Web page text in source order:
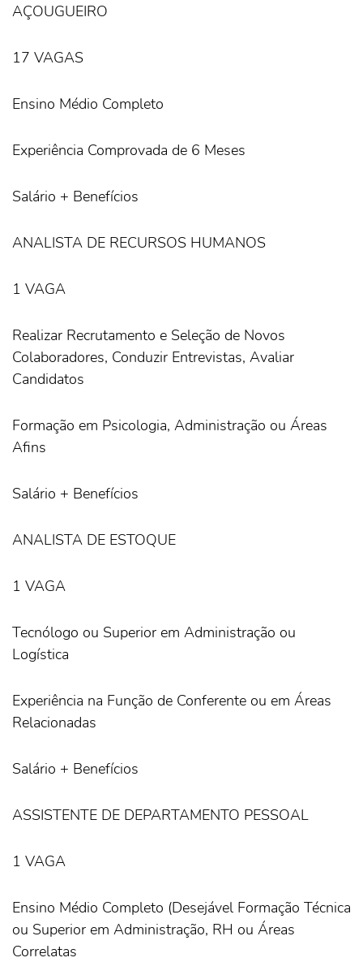
AÇOUGUEIRO
17 VAGAS
Ensino Médio Completo
Experiência Comprovada de 6 Meses
Salário + Benefícios
ANALISTA DE RECURSOS HUMANOS
1 VAGA
Realizar Recrutamento e Seleção de Novos
Colaboradores, Conduzir Entrevistas, Avaliar
Candidatos
Formação em Psicologia, Administração ou Áreas
Afins
Salário + Benefícios
ANALISTA DE ESTOQUE
1 VAGA
Tecnólogo ou Superior em Administração ou
Logística
Experiência na Função de Conferente ou em Áreas
Relacionadas
Salário + Benefícios
ASSISTENTE DE DEPARTAMENTO PESSOAL
1 VAGA
Ensino Médio Completo (Desejável Formação Técnica
ou Superior em Administração, RH ou Áreas
Correlatas